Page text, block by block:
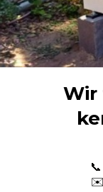
Wir
✉️︎